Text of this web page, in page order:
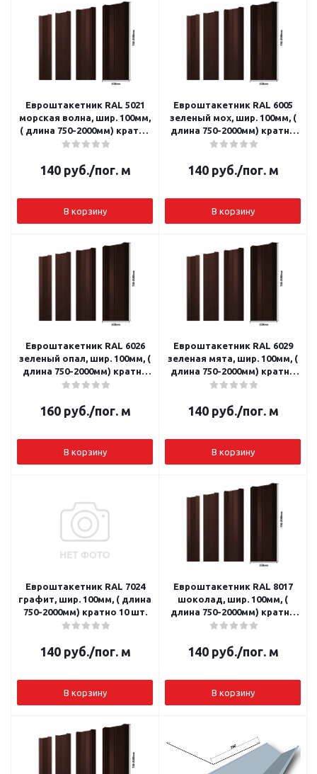
Евроштакетник RAL 5021
морская волна, шир. 100мм,
( длина 750-2000мм) кратно
10 шт.
140руб./пог. м
В корзину
Евроштакетник RAL 6005
зеленый мох, шир. 100мм, (
длина 750-2000мм) кратно
10 шт.
140руб./пог. м
В корзину
Евроштакетник RAL 6026
зеленый опал, шир. 100мм, (
длина 750-2000мм) кратно
10 шт.
160руб./пог. м
В корзину
Евроштакетник RAL 6029
зеленая мята, шир. 100мм, (
длина 750-2000мм) кратно
10 шт.
140руб./пог. м
В корзину
Евроштакетник RAL 7024
графит, шир. 100мм, ( длина
750-2000мм) кратно 10 шт.
140руб./пог. м
В корзину
Евроштакетник RAL 8017
шоколад, шир. 100мм, (
длина 750-2000мм) кратно
10 шт.
140руб./пог. м
В корзину